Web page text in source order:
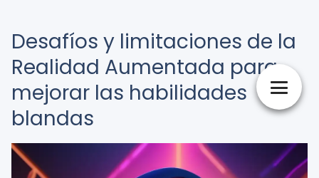
Desafíos y limitaciones de la
Realidad Aumentada para
mejorar las habilidades
blandas